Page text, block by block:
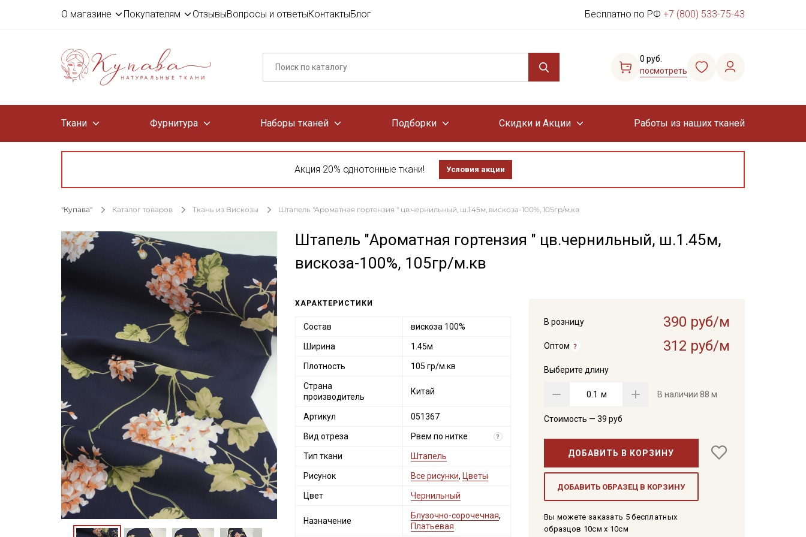
О магазине Покупателям ОтзывыВопросы и ответыКонтактыБлог Бесплатно по РФ +7 (800) 533-75-43
0 руб.
посмотреть
Ткани Фурнитура Наборы тканей Подборки Скидки и Акции Работы из наших тканей
Акция 20% однотонные ткани! Условия акции
"Купава" Каталог товаров Ткань из Вискозы Штапель "Ароматная гортензия " цв.чернильный, ш.1.45м, вискоза-100%, 105гр/м.кв
Штапель "Ароматная гортензия " цв.чернильный, ш.1.45м,
вискоза-100%, 105гр/м.кв
В розницу 390 руб/м
Оптом 312 руб/м
Выберите длину
м В наличии 88 м
Стоимость — 39 руб
ДОБАВИТЬ В КОРЗИНУ
ДОБАВИТЬ ОБРАЗЕЦ В КОРЗИНУ
Вы можете заказать 5 бесплатных
образцов 10см x 10см
ХАРАКТЕРИСТИКИ
Состав вискоза 100%
Ширина 1.45м
Плотность 105 гр/м.кв
Страна
производитель
Китай
Артикул 051367
Вид отреза Рвем по нитке ?
Тип ткани Штапель
Рисунок Все рисунки, Цветы
Цвет Чернильный
Назначение
Блузочно-сорочечная,
Платьевая